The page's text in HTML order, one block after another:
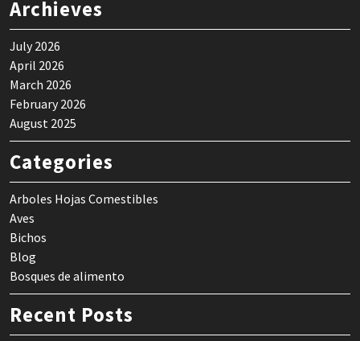
Archieves
July 2026
April 2026
March 2026
February 2026
August 2025
Categories
Arboles Hojas Comestibles
Aves
Bichos
Blog
Bosques de alimento
Recent Posts